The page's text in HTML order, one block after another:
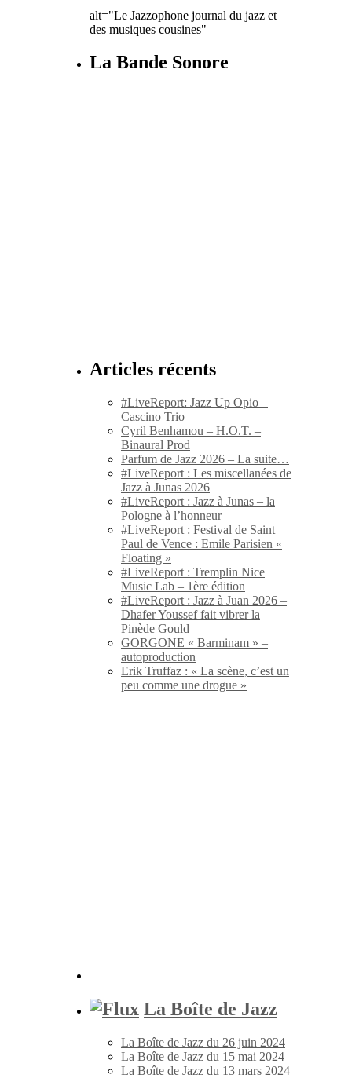
alt="Le Jazzophone journal du jazz et
des musiques cousines"
La Bande Sonore
Articles récents
#LiveReport: Jazz Up Opio –
Cascino Trio
Cyril Benhamou – H.O.T. –
Binaural Prod
Parfum de Jazz 2026 – La suite…
#LiveReport : Les miscellanées de
Jazz à Junas 2026
#LiveReport : Jazz à Junas – la
Pologne à l’honneur
#LiveReport : Festival de Saint
Paul de Vence : Emile Parisien «
Floating »
#LiveReport : Tremplin Nice
Music Lab – 1ère édition
#LiveReport : Jazz à Juan 2026 –
Dhafer Youssef fait vibrer la
Pinède Gould
GORGONE « Barminam » –
autoproduction
Erik Truffaz : « La scène, c’est un
peu comme une drogue »
La Boîte de Jazz
La Boîte de Jazz du 26 juin 2024
La Boîte de Jazz du 15 mai 2024
La Boîte de Jazz du 13 mars 2024